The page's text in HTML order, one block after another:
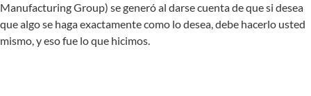
Manufacturing Group) se generó al darse cuenta de que si desea
que algo se haga exactamente como lo desea, debe hacerlo usted
mismo, y eso fue lo que hicimos.